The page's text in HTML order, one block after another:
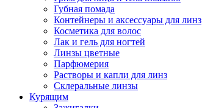
Губная помада
Контейнеры и аксессуары для линз
Косметика для волос
Лак и гель для ногтей
Линзы цветные
Парфюмерия
Растворы и капли для линз
Склеральные линзы
Курящим